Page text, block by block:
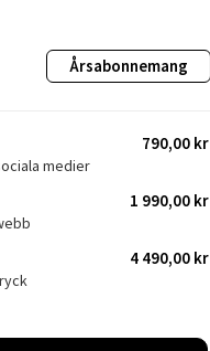
Årsabonnemang
790,00 kr
medier
1 990,00 kr
4 490,00 kr